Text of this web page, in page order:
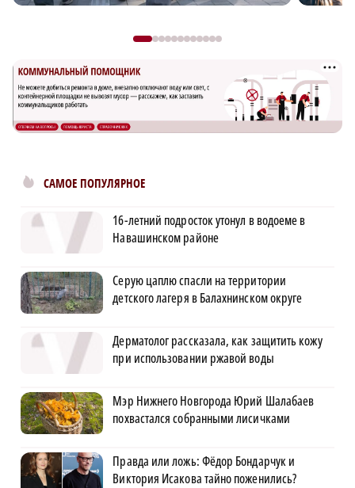
САМОЕ ПОПУЛЯРНОЕ
16-летний подросток утонул в водоеме в
Навашинском районе
Серую цаплю спасли на территории
детского лагеря в Балахнинском округе
Дерматолог рассказала, как защитить кожу
при использовании ржавой воды
Мэр Нижнего Новгорода Юрий Шалабаев
похвастался собранными лисичками
Правда или ложь: Фёдор Бондарчук и
Виктория Исакова тайно поженились?